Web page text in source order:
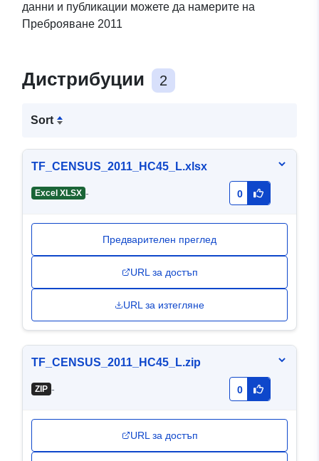
данни и публикации можете да намерите на
Преброяване 2011
Дистрибуции 2
Sort
TF_CENSUS_2011_HC45_L.xlsx
Excel XLSX - 0
Предварителен преглед
URL за достъп
URL за изтегляне
TF_CENSUS_2011_HC45_L.zip
ZIP - 0
URL за достъп